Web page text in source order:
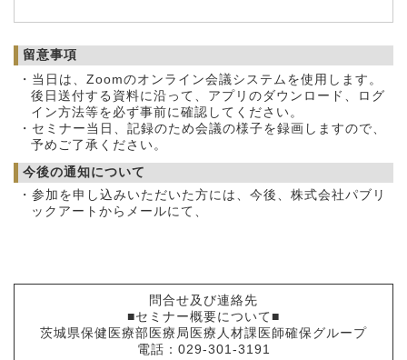
留意事項
・当日は、Zoomのオンライン会議システムを使用します。
後日送付する資料に沿って、アプリのダウンロード、ログ
イン方法等を必ず事前に確認してください。
・セミナー当日、記録のため会議の様子を録画しますので、
予めご了承ください。
今後の通知について
・参加を申し込みいただいた方には、今後、株式会社パブリ
ックアートからメールにて、
問合せ及び連絡先
■セミナー概要について■
茨城県保健医療部医療局医療人材課医師確保グループ
電話：029-301-3191